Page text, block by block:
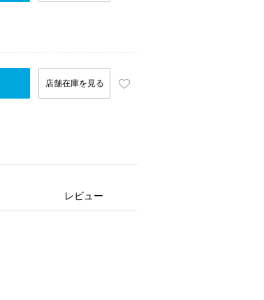
店舗在庫を見る
レビュー